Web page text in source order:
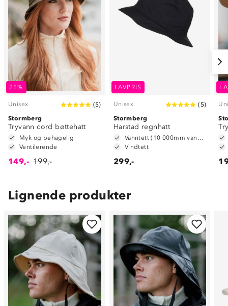
25%
Unisex (5)
Stormberg
Tryvann cord bøttehatt
Myk og behagelig
Ventilerende
149,- 199,-
LAVPRIS
Unisex (5)
Stormberg
Harstad regnhatt
Vindtett
299,-
Lignende produkter